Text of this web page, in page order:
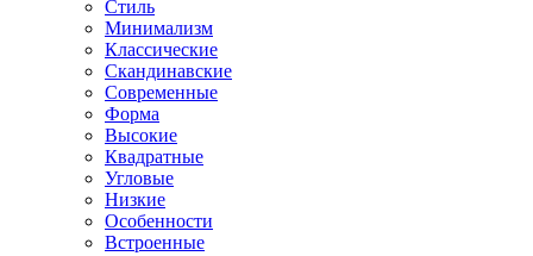
Стиль
Минимализм
Классические
Скандинавские
Современные
Форма
Высокие
Квадратные
Угловые
Низкие
Особенности
Встроенные